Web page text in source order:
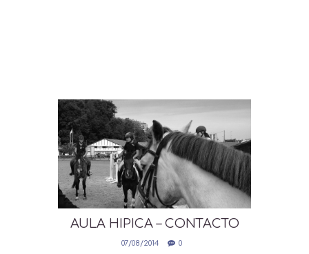
AULA HIPICA – CONTACTO
07/08/2014 0